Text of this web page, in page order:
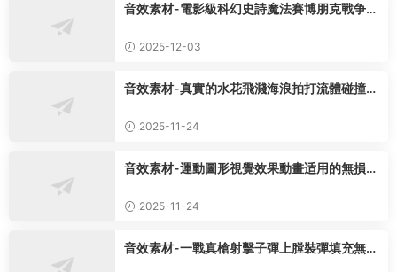
音效素材-電影級科幻史詩魔法賽博朋克戰争格
2025-12-03
音效素材-真實的水花飛濺海浪拍打流體碰撞無
2025-11-24
音效素材-運動圖形視覺效果動畫适用的無損音
2025-11-24
音效素材-一戰真槍射擊子彈上膛裝彈填充無損